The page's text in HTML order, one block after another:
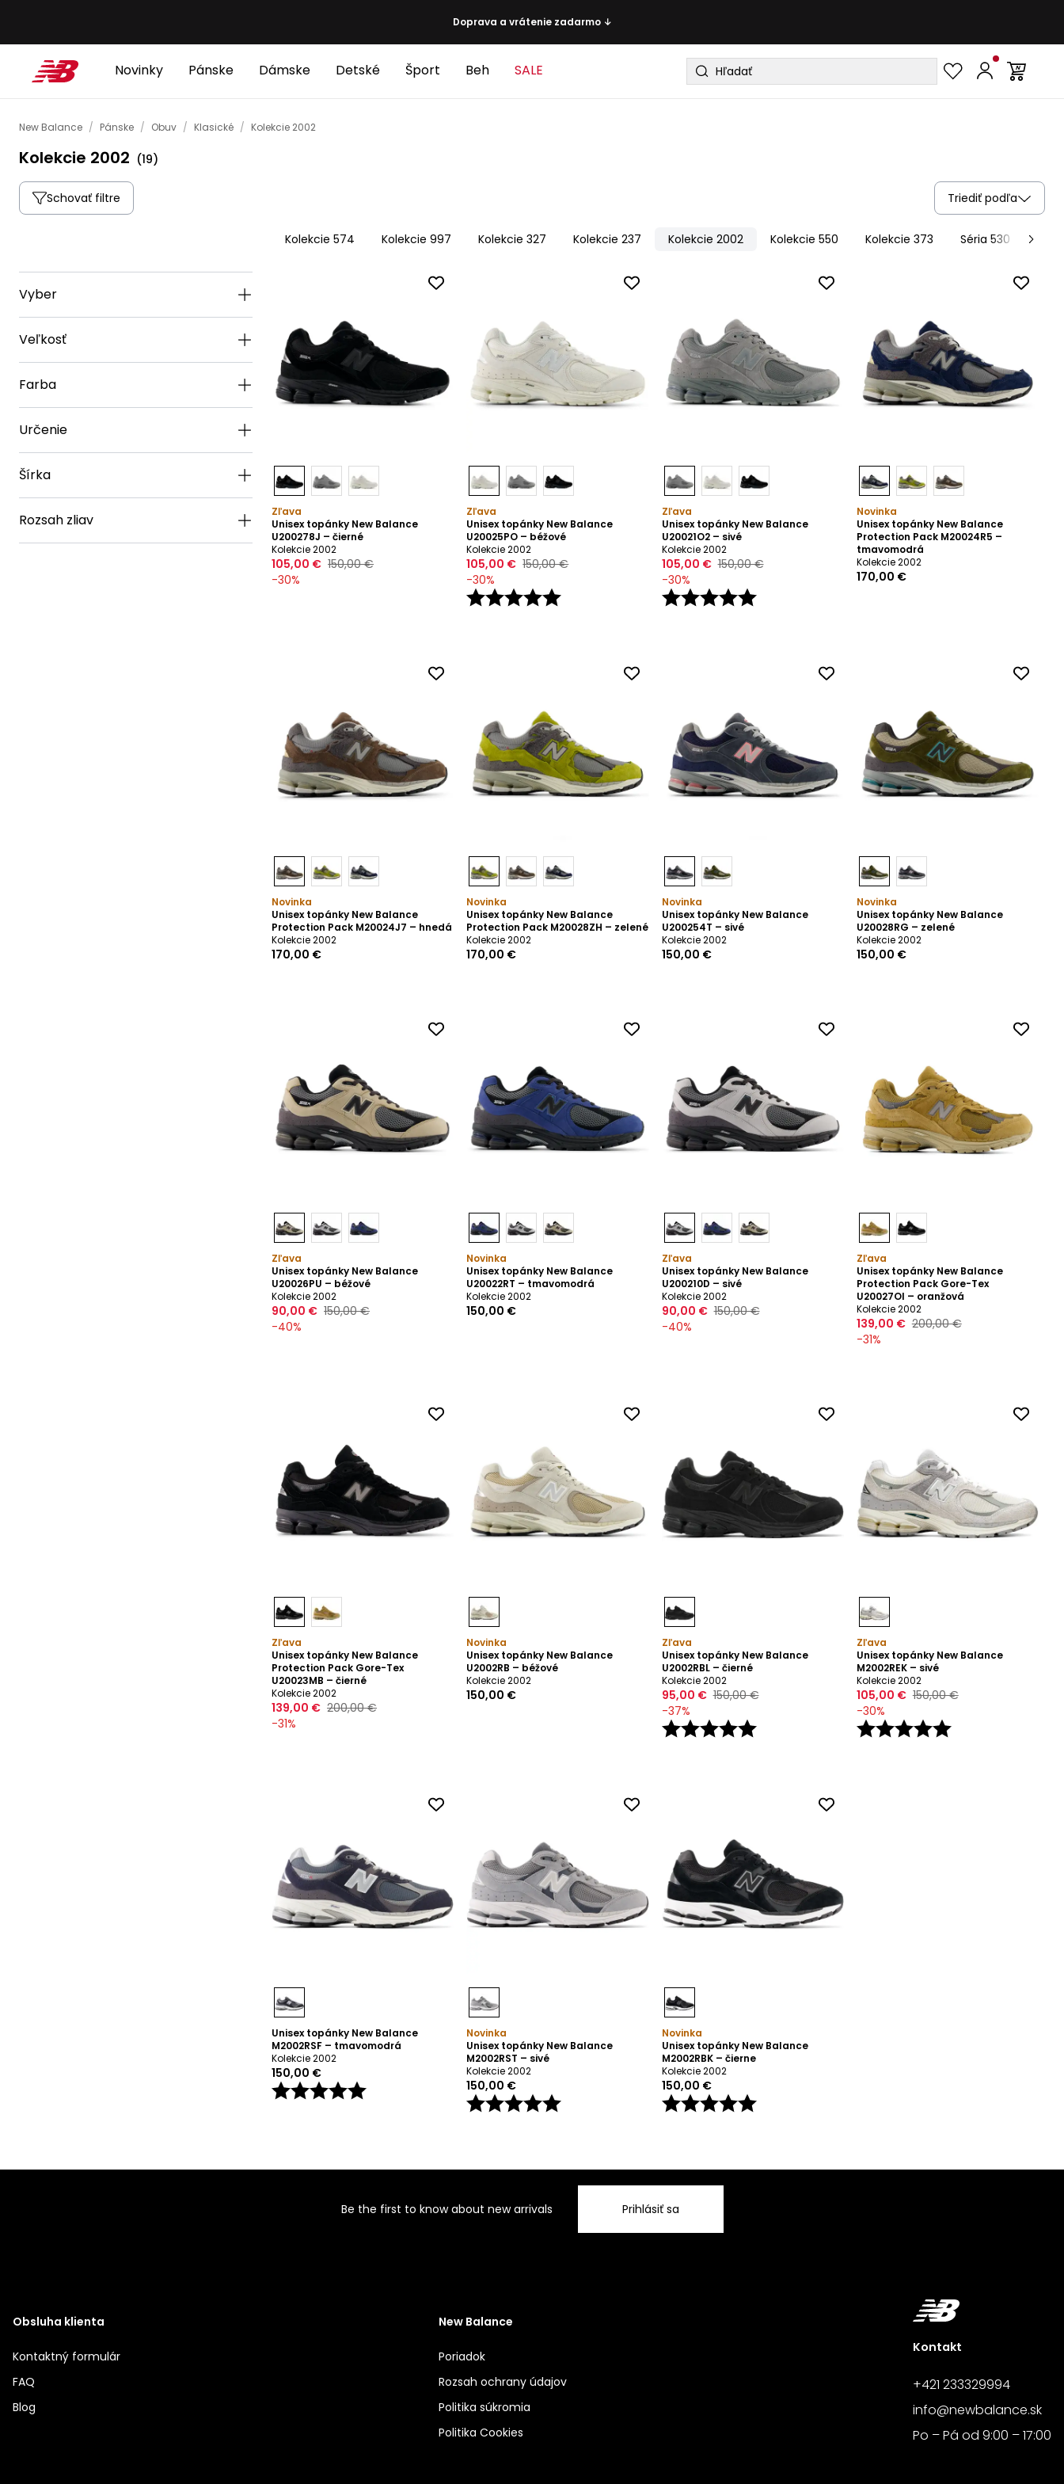
Doprava a vrátenie zadarmo ↓
Novinky Pánske Dámske Detské Šport Beh SALE
New Balance / Pánske / Obuv / Klasické / Kolekcie 2002
Kolekcie 2002 (19)
Schovať filtre Triediť podľa
Vyber
Veľkosť
Farba
Určenie
Šírka
Rozsah zliav
Kolekcie 574 Kolekcie 997 Kolekcie 327 Kolekcie 237 Kolekcie 2002 Kolekcie 550 Kolekcie 373 Séria 530
Zľava
Unisex topánky New Balance
U200278J – čierné
Kolekcie 2002
105,00 € 150,00 €
-30%
Zľava
Unisex topánky New Balance
U20025PO – béžové
Kolekcie 2002
105,00 € 150,00 €
-30%
Zľava
Unisex topánky New Balance
U20021O2 – sivé
Kolekcie 2002
105,00 € 150,00 €
-30%
Novinka
Unisex topánky New Balance
Protection Pack M20024R5 –
tmavomodrá
Kolekcie 2002
170,00 €
Novinka
Unisex topánky New Balance
Protection Pack M20024J7 – hnedá
Kolekcie 2002
170,00 €
Novinka
Unisex topánky New Balance
Protection Pack M20028ZH – zelené
Kolekcie 2002
170,00 €
Novinka
Unisex topánky New Balance
U200254T – sivé
Kolekcie 2002
150,00 €
Novinka
Unisex topánky New Balance
U20028RG – zelené
Kolekcie 2002
150,00 €
Zľava
Unisex topánky New Balance
U20026PU – béžové
Kolekcie 2002
90,00 € 150,00 €
-40%
Novinka
Unisex topánky New Balance
U20022RT – tmavomodrá
Kolekcie 2002
150,00 €
Zľava
Unisex topánky New Balance
U200210D – sivé
Kolekcie 2002
90,00 € 150,00 €
-40%
Zľava
Unisex topánky New Balance
Protection Pack Gore-Tex
U20027OI – oranžová
Kolekcie 2002
139,00 € 200,00 €
-31%
Zľava
Unisex topánky New Balance
Protection Pack Gore-Tex
U20023MB – čierné
Kolekcie 2002
139,00 € 200,00 €
-31%
Novinka
Unisex topánky New Balance
U2002RB – béžové
Kolekcie 2002
150,00 €
Zľava
Unisex topánky New Balance
U2002RBL – čierné
Kolekcie 2002
95,00 € 150,00 €
-37%
Zľava
Unisex topánky New Balance
M2002REK – sivé
Kolekcie 2002
105,00 € 150,00 €
-30%
Unisex topánky New Balance
M2002RSF – tmavomodrá
Kolekcie 2002
150,00 €
Novinka
Unisex topánky New Balance
M2002RST – sivé
Kolekcie 2002
150,00 €
Novinka
Unisex topánky New Balance
M2002RBK – čierne
Kolekcie 2002
150,00 €
Be the first to know about new arrivals Prihlásiť sa
Obsluha klienta
Kontaktný formulár
FAQ
Blog
New Balance
Poriadok
Rozsah ochrany údajov
Politika súkromia
Politika Cookies
Kontakt
+421 233329994
info@newbalance.sk
Po – Pá od 9:00 – 17:00